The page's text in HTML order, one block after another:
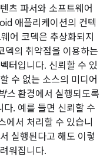
츠 파서와 소프트웨어
애플리케이션의 컨텍
어 코덱은 추상화되지
덱의 취약점을 이용하는
터입니다. 신뢰할 수 있
수 없는 소스의 미디어
스 환경에서 실행되도록
. 예를 들면 신뢰할 수
에서 처리할 수 있습니
실행된다고 해도 이렇
워집니다.